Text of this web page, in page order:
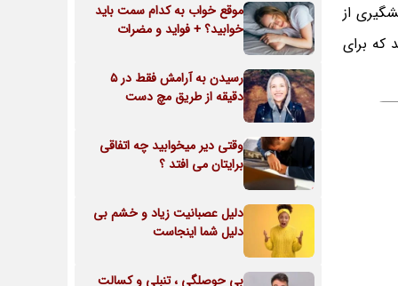
از
که برای
موقع خواب به کدام سمت باید
خوابید؟ + فواید و مضرات
رسیدن به آرامش فقط در 5
دقیقه از طریق مچ دست
وقتی دیر میخوابید چه اتفاقی
برایتان می افتد ؟
دلیل عصبانیت زیاد و خشم بی
دلیل شما اینجاست
بی حوصلگی ، تنبلی و کسالت